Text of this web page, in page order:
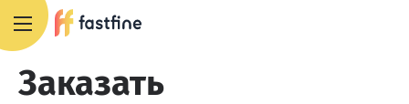
Заказать